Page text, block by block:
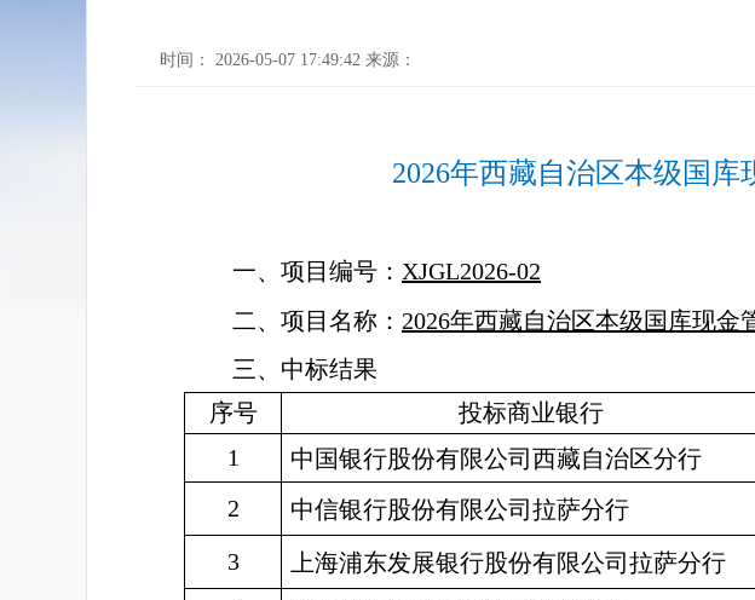
时间： 2026-05-07 17:49:42 来源：
2026年西藏自治区本级国库
一、项目编号： XJGL2026-02
二、项目名称： 2026年西藏自治区本级国库现金
三、中标结果
序号
投标商业银行
1
中国银行股份有限公司西藏自治区分行
2
中信银行股份有限公司拉萨分行
3
上海浦东发展银行股份有限公司拉萨分行